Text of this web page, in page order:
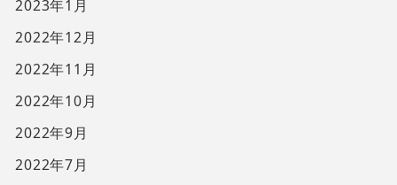
2023年1月
2022年12月
2022年11月
2022年10月
2022年9月
2022年7月